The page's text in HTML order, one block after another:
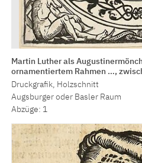
Martin Luther als
ornamentiertem Rahmen …,
Druckgrafik, Holzschnitt
Augsburger oder Basler Raum
Abzüge: 1